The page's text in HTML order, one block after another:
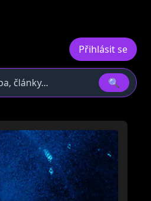
Přihlásit se
🔍